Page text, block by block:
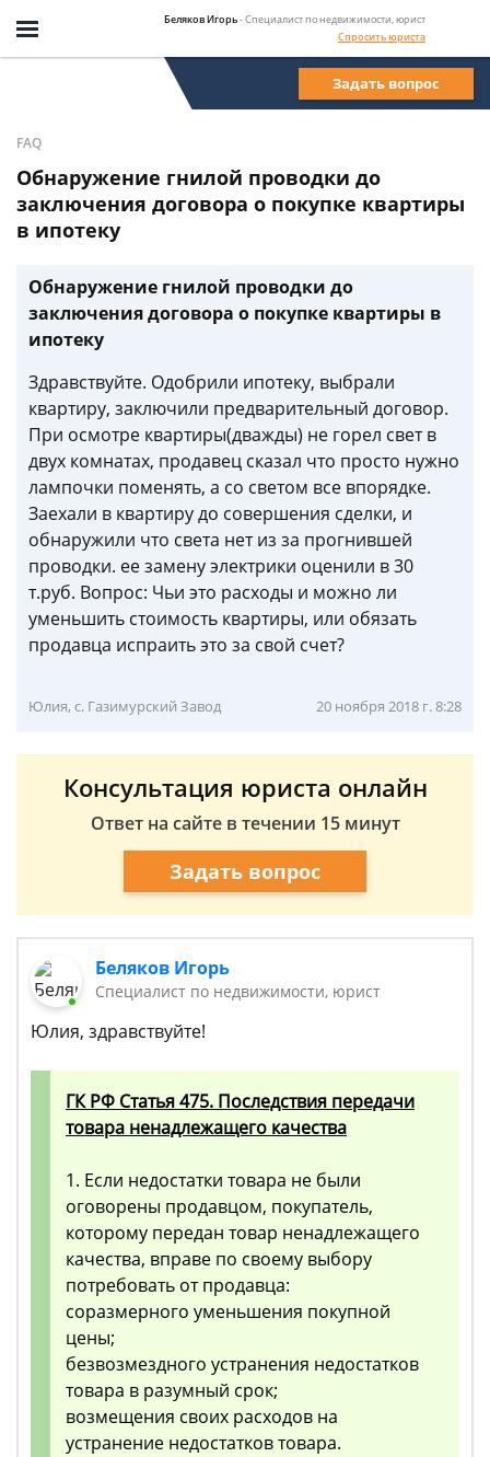
Беляков Игорь- Специалист по недвижимости, юрист
Спросить юриста
Задать вопрос
FAQ
Обнаружение гнилой проводки до
заключения договора о покупке квартиры
в ипотеку
Обнаружение гнилой проводки до
заключения договора о покупке квартиры в
ипотеку
Здравствуйте. Одобрили ипотеку, выбрали
квартиру, заключили предварительный договор.
При осмотре квартиры(дважды) не горел свет в
двух комнатах, продавец сказал что просто нужно
лампочки поменять, а со светом все впорядке.
Заехали в квартиру до совершения сделки, и
обнаружили что света нет из за прогнившей
проводки. ее замену электрики оценили в 30
т.руб. Вопрос: Чьи это расходы и можно ли
уменьшить стоимость квартиры, или обязать
продавца испраить это за свой счет?
Юлия, с. Газимурский Завод 20 ноября 2018 г. 8:28
Консультация юриста онлайн
Ответ на сайте в течении 15 минут
Задать вопрос
Беляков Игорь
Специалист по недвижимости, юрист
Юлия, здравствуйте!
ГК РФ Статья 475. Последствия передачи
товара ненадлежащего качества
1. Если недостатки товара не были
оговорены продавцом, покупатель,
которому передан товар ненадлежащего
качества, вправе по своему выбору
потребовать от продавца:
соразмерного уменьшения покупной
цены;
безвозмездного устранения недостатков
товара в разумный срок;
возмещения своих расходов на
устранение недостатков товара.